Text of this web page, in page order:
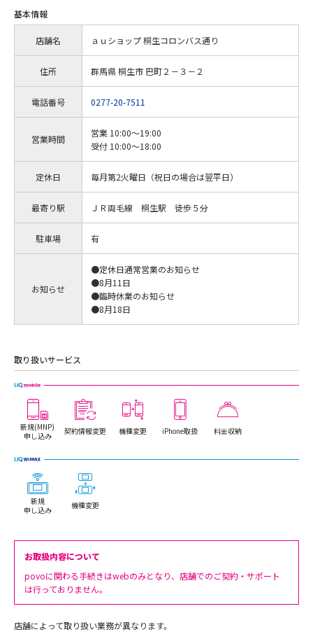
基本情報
店舗名 ａｕショップ 桐生コロンバス通り
住所 群馬県 桐生市 巴町２－３－２
電話番号 0277-20-7511
営業時間
営業 10:00～19:00
受付 10:00～18:00
定休日 毎月第2火曜日（祝日の場合は翌平日）
最寄り駅 ＪＲ両毛線 桐生駅 徒歩５分
駐車場 有
お知らせ
●定休日通常営業のお知らせ
●8月11日
●臨時休業のお知らせ
●8月18日
取り扱いサービス
新規(MNP)
申し込み
契約情報変更 機種変更 iPhone取扱 料金収納
新規
申し込み
機種変更
お取扱内容について
povoに関わる手続きはwebのみとなり、店舗でのご契約・サポート
は行っておりません。
店舗によって取り扱い業務が異なります。